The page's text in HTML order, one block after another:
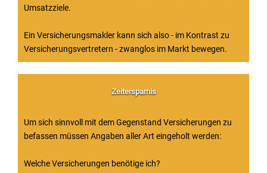
Umsatzziele.
Ein Versicherungsmakler kann sich also - im Kontrast zu
Versicherungsvertretern - zwanglos im Markt bewegen.
Zeitersparnis
Um sich sinnvoll mit dem Gegenstand Versicherungen zu
befassen müssen Angaben aller Art eingeholt werden:
Welche Versicherungen benötige ich?